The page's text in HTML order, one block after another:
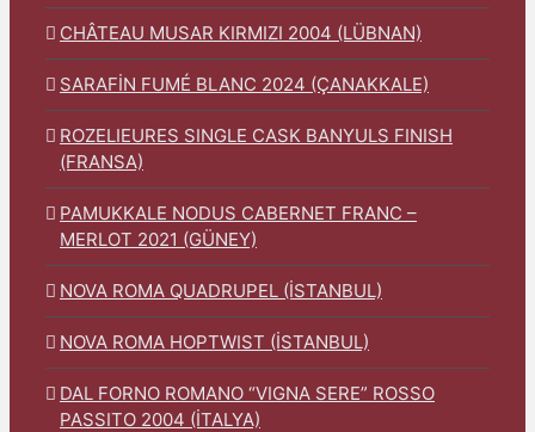
CHÂTEAU MUSAR KIRMIZI 2004 (LÜBNAN)
SARAFİN FUMÉ BLANC 2024 (ÇANAKKALE)
ROZELIEURES SINGLE CASK BANYULS FINISH
(FRANSA)
PAMUKKALE NODUS CABERNET FRANC –
MERLOT 2021 (GÜNEY)
NOVA ROMA QUADRUPEL (İSTANBUL)
NOVA ROMA HOPTWIST (İSTANBUL)
DAL FORNO ROMANO “VIGNA SERE” ROSSO
PASSITO 2004 (İTALYA)